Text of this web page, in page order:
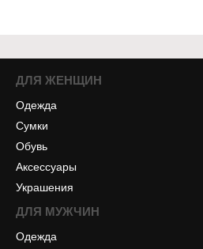
ДЛЯ ЖЕНЩИН
Одежда
Сумки
Обувь
Аксессуары
Украшения
ДЛЯ МУЖЧИН
Одежда